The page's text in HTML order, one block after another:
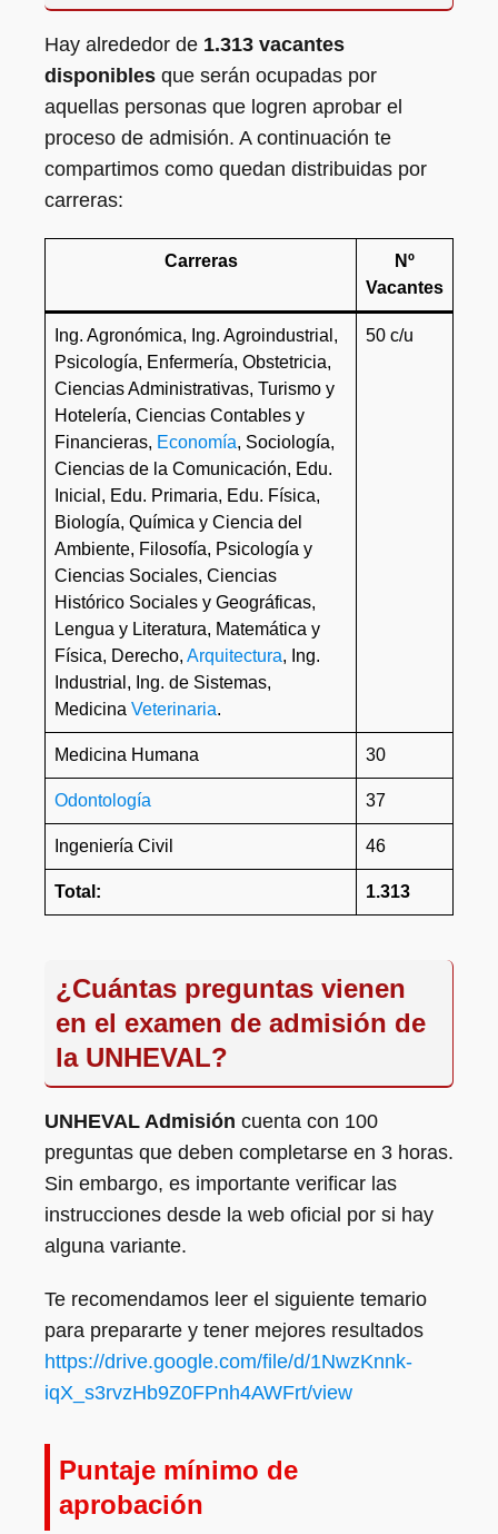
Hay alrededor de 1.313 vacantes
disponibles que serán ocupadas por
aquellas personas que logren aprobar el
proceso de admisión. A continuación te
compartimos como quedan distribuidas por
carreras:
Carreras
Nº
Vacantes
Ing. Agronómica, Ing. Agroindustrial,
Psicología, Enfermería, Obstetricia,
Ciencias Administrativas, Turismo y
Hotelería, Ciencias Contables y
Financieras, Economía, Sociología,
Ciencias de la Comunicación, Edu.
Inicial, Edu. Primaria, Edu. Física,
Biología, Química y Ciencia del
Ambiente, Filosofía, Psicología y
Ciencias Sociales, Ciencias
Histórico Sociales y Geográficas,
Lengua y Literatura, Matemática y
Física, Derecho, Arquitectura, Ing.
Industrial, Ing. de Sistemas,
Medicina Veterinaria.
50 c/u
Medicina Humana 30
Odontología 37
Ingeniería Civil 46
Total: 1.313
¿Cuántas preguntas vienen
en el examen de admisión de
la UNHEVAL?
UNHEVAL Admisión cuenta con 100
preguntas que deben completarse en 3 horas.
Sin embargo, es importante verificar las
instrucciones desde la web oficial por si hay
alguna variante.
Te recomendamos leer el siguiente temario
para prepararte y tener mejores resultados
https://drive.google.com/file/d/1NwzKnnk-
iqX_s3rvzHb9Z0FPnh4AWFrt/view
Puntaje mínimo de
aprobación